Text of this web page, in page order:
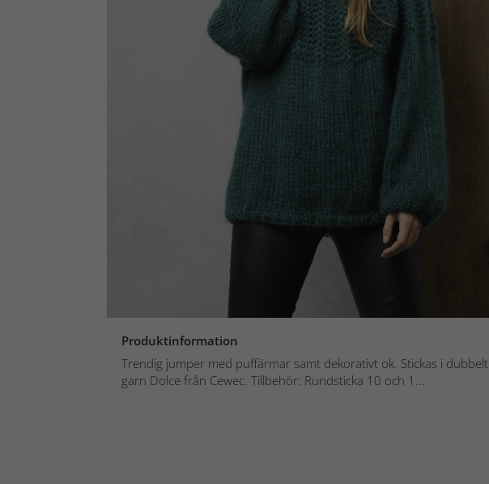
Produktinformation
Trendig jumper med puffärmar samt dekorativt ok. Stickas i dubbelt
garn Dolce från Cewec. Tillbehör: Rundsticka 10 och 1...